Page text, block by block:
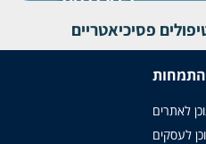
פסיכיאטריים
התמחות
לאתרים
לעסקים